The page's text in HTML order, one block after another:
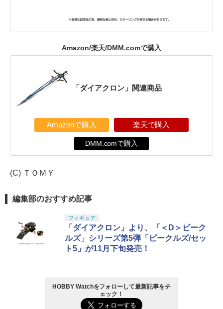
Amazon/楽天/DMM.comで購入
「ダイアクロン」関連商品
Amazonで購入 楽天で購入
DMM.comで購入
(C) ＴＯＭＹ
編集部のおすすめ記事
フィギュア
「ダイアクロン」より、「＜D＞ビーク
ルズ」シリーズ第5弾「ビークルズ/セッ
ト5」が11月下旬発売！
HOBBY Watchをフォローして最新記事をチ
ェック！